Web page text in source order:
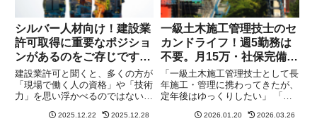
シルバー人材向け！建設業
許可取得に重要なポジショ
ンがあるのをご存じです
か？
建設業許可と聞くと、多くの方が
「現場で働く人の資格」や「技術
力」を思い浮かべるのではないで
すが、実は建設業許可を根本から
2025.12.22 2025.12.28
一級土木施工管理技士のセ
カンドライフ！週5勤務は
不要。月15万・社保完備で
働く方法
​「一級土木施工管理技士として長
年施工・管理に携わってきたが、
定年後はゆっくりしたい」 「し
のは、社会との繋がりが切れるよ
2026.01.20 2026.03.26